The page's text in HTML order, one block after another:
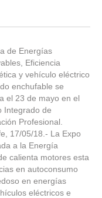
de Energías
Eficiencia
y vehículo eléctrico
enchufable se
el 23 de mayo en el
Integrado de
Profesional.
17/05/18.- La Expo
a la Energía
calienta motores esta
en autoconsumo
en energías
eléctricos e